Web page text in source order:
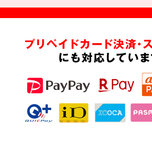
プリペイドカード決済・
にも対応してい